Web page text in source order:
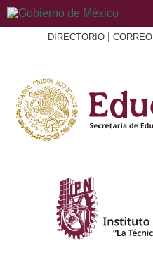
DIRECTORIO CORREO